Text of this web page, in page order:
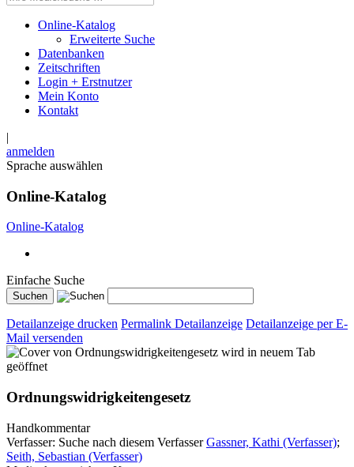
Online-Katalog
Erweiterte Suche
Datenbanken
Zeitschriften
Login + Erstnutzer
Mein Konto
Kontakt
|
anmelden
Sprache auswählen
Online-Katalog
Online-Katalog
Einfache Suche
Detailanzeige drucken Permalink Detailanzeige Detailanzeige per E-
Mail versenden
wird in neuem Tab
geöffnet
Ordnungswidrigkeitengesetz
Handkommentar
Verfasser: Suche nach diesem Verfasser Gassner, Kathi (Verfasser);
Seith, Sebastian (Verfasser)